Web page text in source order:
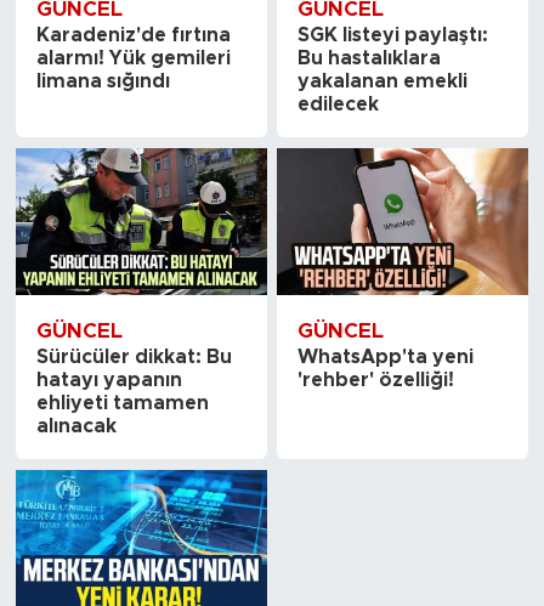
GÜNCEL
Karadeniz'de fırtına
alarmı! Yük gemileri
limana sığındı
GÜNCEL
SGK listeyi paylaştı:
Bu hastalıklara
yakalanan emekli
edilecek
GÜNCEL
Sürücüler dikkat: Bu
hatayı yapanın
ehliyeti tamamen
alınacak
GÜNCEL
WhatsApp'ta yeni
'rehber' özelliği!